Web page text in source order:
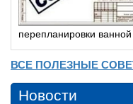
перепланировки
ВСЕ ПОЛЕЗНЫЕ
Новости